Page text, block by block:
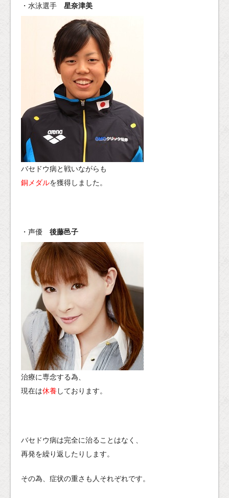
・水泳選手 星奈津美
バセドウ病と戦いながらも
銅メダルを獲得しました。
・声優 後藤邑子
治療に専念する為、
現在は休養 しております。
バセドウ病は完全に治ることはなく、
再発を繰り返したりします。
その為、症状の重さも人それぞれです。